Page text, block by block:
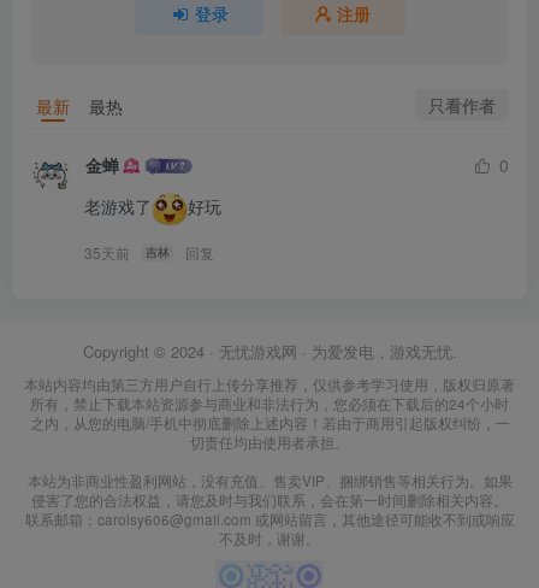
登录 注册
最新 最热 只看作者
金蝉
0
老游戏了
好玩
35天前 吉林 回复
Copyright © 2024 · 无忧游戏网 · 为爱发电，游戏无忧.
本站内容均由第三方用户自行上传分享推荐，仅供参考学习使用，版权归原著
所有，禁止下载本站资源参与商业和非法行为，您必须在下载后的24个小时
之内，从您的电脑/手机中彻底删除上述内容！若由于商用引起版权纠纷，一
切责任均由使用者承担。
本站为非商业性盈利网站，没有充值、售卖VIP、捆绑销售等相关行为。如果
侵害了您的合法权益，请您及时与我们联系，会在第一时间删除相关内容。
联系邮箱：carolsy606@gmail.com 或网站留言，其他途径可能收不到或响应
不及时，谢谢。